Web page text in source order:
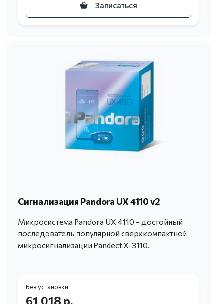
Записаться
Сигнализация Pandora UX 4110 v2
Микросистема Pandora UX 4110 – достойный
последователь популярной сверхкомпактной
микросигнализации Pandect X-3110.
Без установки
61 018 р.